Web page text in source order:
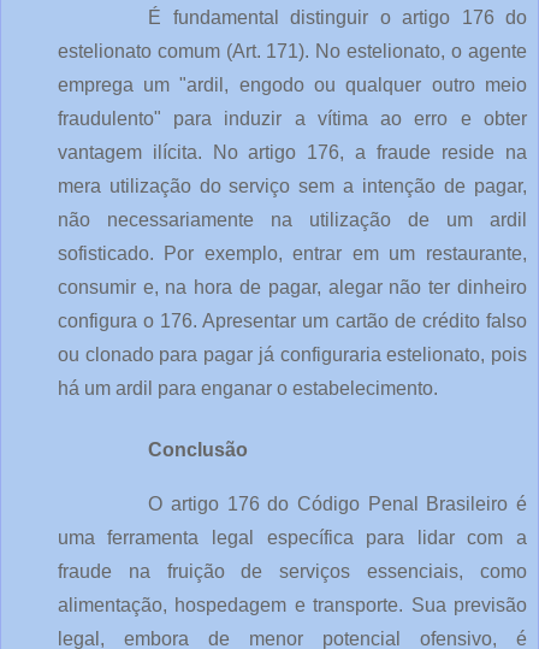
É fundamental distinguir o artigo 176 do
estelionato comum (Art. 171). No estelionato, o agente
emprega um "ardil, engodo ou qualquer outro meio
fraudulento" para induzir a vítima ao erro e obter
vantagem ilícita. No artigo 176, a fraude reside na
mera utilização do serviço sem a intenção de pagar,
não necessariamente na utilização de um ardil
sofisticado. Por exemplo, entrar em um restaurante,
consumir e, na hora de pagar, alegar não ter dinheiro
configura o 176. Apresentar um cartão de crédito falso
ou clonado para pagar já configuraria estelionato, pois
há um ardil para enganar o estabelecimento.
Conclusão
O artigo 176 do Código Penal Brasileiro é
uma ferramenta legal específica para lidar com a
fraude na fruição de serviços essenciais, como
alimentação, hospedagem e transporte. Sua previsão
legal, embora de menor potencial ofensivo, é